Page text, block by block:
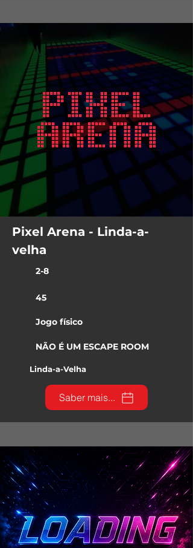
Pixel Arena - Linda-a-
velha
2-8
45
Jogo físico
NÃO É UM ESCAPE ROOM
Linda-a-Velha
Saber mais...